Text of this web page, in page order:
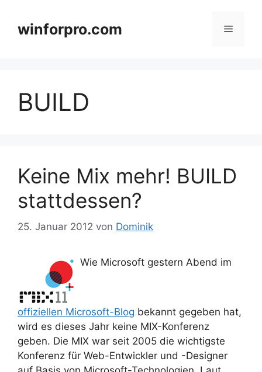
springenwinforpro.com Menü
BUILD
Keine Mix mehr! BUILD
stattdessen?
25. Januar 2012 von Dominik
Wie Microsoft gestern Abend im
offiziellen Microsoft-Blog bekannt gegeben hat,
wird es dieses Jahr keine MIX-Konferenz
geben. Die MIX war seit 2005 die wichtigste
Konferenz für Web-Entwickler und -Designer